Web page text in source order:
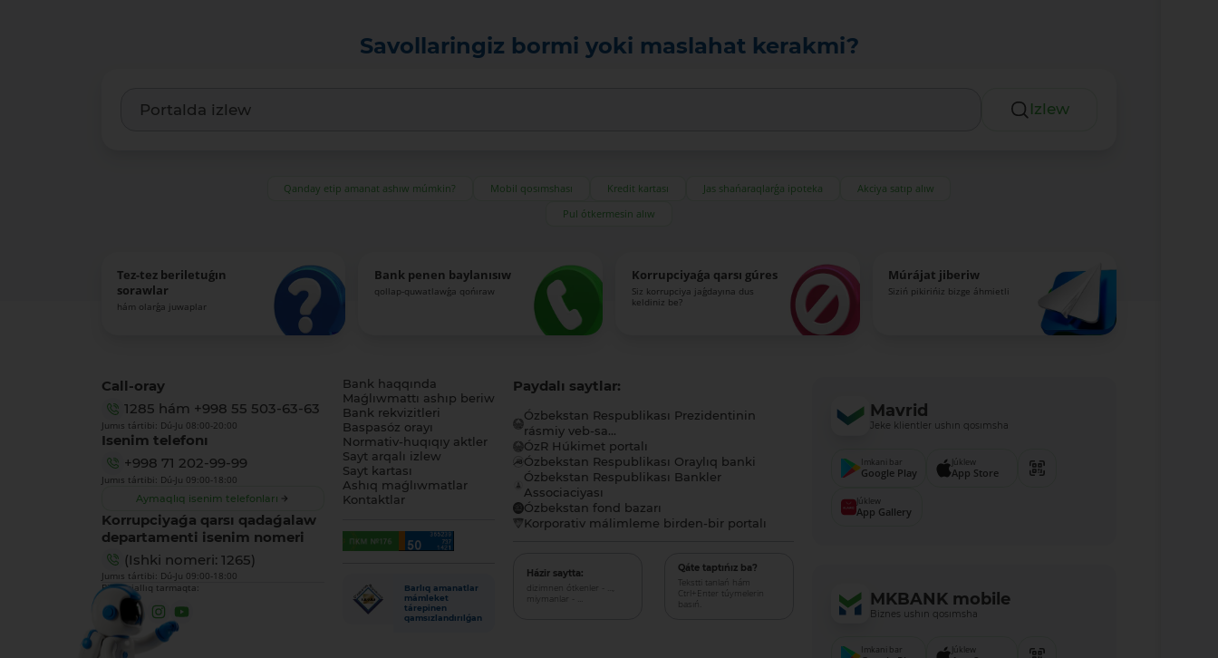
Savollaringiz bormi yoki maslahat kerakmi?
Izlew
Qanday etip amanat ashıw múmkin? Mobil qosımshası Kredit kartası Jas shańaraqlarǵa ipoteka
Akciya satıp alıw
Pul ótkermesin alıw
Tez-tez beriletuǵın
sorawlar
hám olarǵa juwaplar
Bank penen baylanısıw
qollap-quwatlawǵa qońıraw
Korrupciyaǵa qarsı gúres
Siz korrupciya jaǵdayına dus
keldiniz be?
Múrájat jiberiw
Siziń pikirińiz bizge áhmietli
Call-oray
1285 hám +998 55 503-63-63
Jumıs tártibi: Dú-Ju 08:00-20:00
Isenim telefonı
+998 71 202-99-99
Jumıs tártibi: Dú-Ju 09:00-18:00
Aymaqlıq isenim telefonları
Korrupciyaǵa qarsı qadaǵalaw
departamenti isenim nomeri
(Ishki nomeri: 1265)
Jumıs tártibi: Dú-Ju 09:00-18:00
Biz sociallıq tarmaqta:
Bank haqqında
Maǵlıwmattı ashıp beriw
Bank rekvizitleri
Baspasóz orayı
Normativ-huqıqıy aktler
Sayt arqalı izlew
Sayt kartası
Ashıq maǵlıwmatlar
Kontaktlar
Barlıq amanatlar
mámleket
tárepinen
qamsızlandırılǵan
Paydalı saytlar:
Ózbekstan Respublikası Prezidentinin
rásmiy veb-sa...
ÓzR Húkimet portalı
Ózbekstan Respublikası Oraylıq banki
Ózbekstan Respublikası Bankler
Associaciyası
Ózbekstan fond bazarı
Korporativ málimleme birden-bir portalı
Házir saytta:
dizimnen ótkenler - ...,
miymanlar - ...
Qáte taptıńız ba?
Tekstti tanlań hám
Ctrl+Enter túymelerin
basıń.
Mavrid
Jeke klientler ushın qosımsha
Imkani bar
Google Play
Júklew
App Store
Júklew
App Gallery
MKBANK mobile
Biznes ushın qosımsha
Imkani bar Júklew